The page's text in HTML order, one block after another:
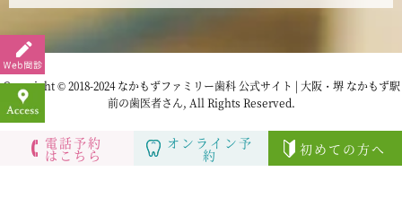
電話予約
はこちら
オンライン予
約 初めての方へ
2022年12月
2022年10月
2022年9月
Copyright © 2018-2024 なかもずファミリー歯科 公式サイト | 大阪・堺 なかもず駅
前の歯医者さん, All Rights Reserved.